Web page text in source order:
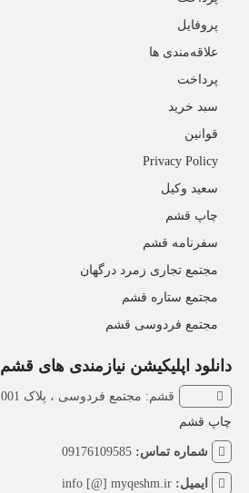
پروفایل
علاقه‌مندی ها
پرداخت
سبد خرید
قوانین
Privacy Policy
سعید وکیل
چاپ قشم
سفرنامه قشم
مجتمع تجاری زمرد درگهان
مجتمع ستاره قشم
مجتمع فردوسی قشم
دانلود اپلیکیشن نیازمندی های قشم
قشم: مجتمع فردوسی ، پلاک 1001 ،
چاپ قشم
شماره تماس:09176109585
ایمیل:info [@] myqeshm.ir